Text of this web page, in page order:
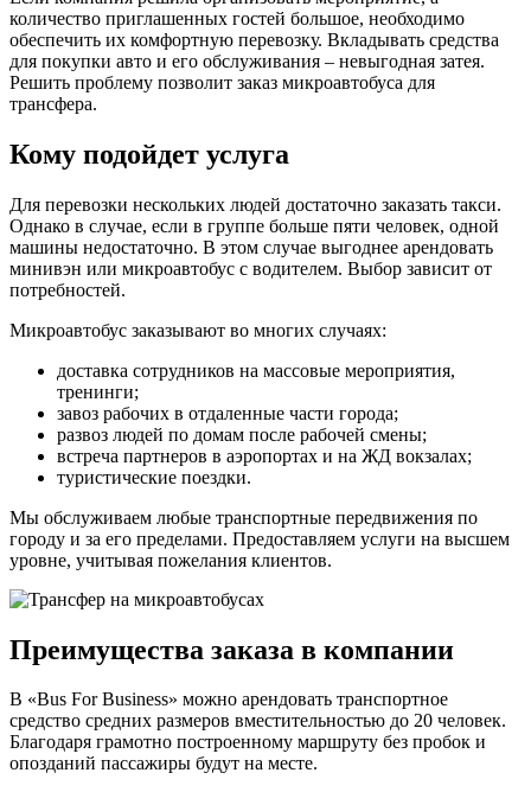
количество приглашенных гостей большое, необходимо
обеспечить их комфортную перевозку. Вкладывать средства
для покупки авто и его обслуживания – невыгодная затея.
Решить проблему позволит заказ микроавтобуса для
трансфера.
Кому подойдет услуга
Для перевозки нескольких людей достаточно заказать такси.
Однако в случае, если в группе больше пяти человек, одной
машины недостаточно. В этом случае выгоднее арендовать
минивэн или микроавтобус с водителем. Выбор зависит от
потребностей.
Микроавтобус заказывают во многих случаях:
доставка сотрудников на массовые мероприятия,
тренинги;
завоз рабочих в отдаленные части города;
развоз людей по домам после рабочей смены;
встреча партнеров в аэропортах и на ЖД вокзалах;
туристические поездки.
Мы обслуживаем любые транспортные передвижения по
городу и за его пределами. Предоставляем услуги на высшем
уровне, учитывая пожелания клиентов.
Преимущества заказа в компании
В «Bus For Business» можно арендовать транспортное
средство средних размеров вместительностью до 20 человек.
Благодаря грамотно построенному маршруту без пробок и
опозданий пассажиры будут на месте.